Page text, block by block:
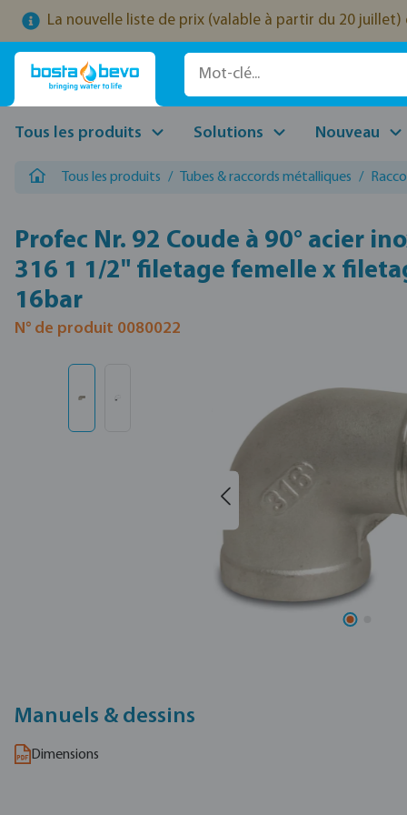
au contenu principal
Passer à la recherche
Passer à la navigation principale
La nouvelle liste de prix (valable à partir du 20
Tous les produits Solutions Nouveau
Tous les produits / Tubes & raccords métalliques /
Profec Nr. 92 Coude à 90° acier
316 1 1/2" filetage femelle x
16bar
N° de produit 0080022
Manuels & dessins
Dimensions